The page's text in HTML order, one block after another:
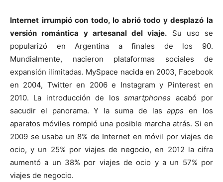
Internet irrumpió con todo, lo abrió todo y desplazó la
versión romántica y artesanal del viaje. Su uso se
popularizó en Argentina a finales de los 90.
Mundialmente, nacieron plataformas sociales de
expansión ilimitadas. MySpace nacida en 2003, Facebook
en 2004, Twitter en 2006 e Instagram y Pinterest en
2010. La introducción de lossmartphones acabó por
sacudir el panorama. Y la suma de lasapps en los
aparatos móviles rompió una posible marcha atrás. Si en
2009 se usaba un 8% de Internet en móvil por viajes de
ocio, y un 25% por viajes de negocio, en 2012 la cifra
aumentó a un 38% por viajes de ocio y a un 57% por
viajes de negocio.